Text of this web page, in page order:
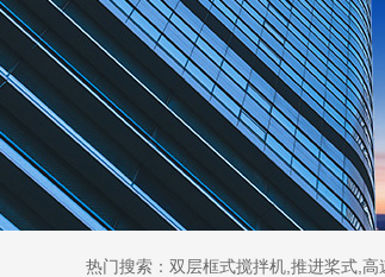
热门搜索：双层框式搅拌机,推进桨式,